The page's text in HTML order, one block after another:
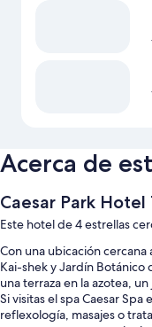
Acerca de
Caesar Park Hotel
Este hotel de 4 estrellas
Con una ubicación
Kai-shek y Jardín Botánico
una terraza en la azotea,
Si visitas el spa Caesar
reflexología, masajes o